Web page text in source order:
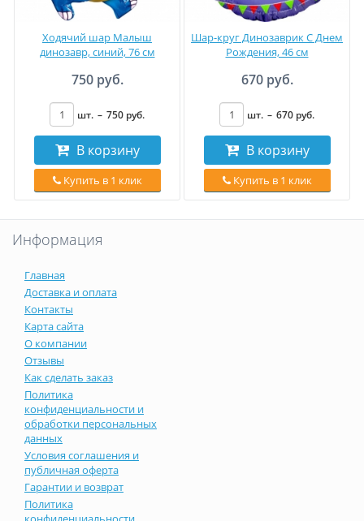
Ходячий шар Малыш
динозавр, синий, 76 см
750 руб.
шт. – 750 руб.
В корзину
Купить в 1 клик
Шар-круг Динозаврик С Днем
Рождения, 46 см
670 руб.
шт. – 670 руб.
В корзину
Купить в 1 клик
Информация
Главная
Доставка и оплата
Контакты
Карта сайта
О компании
Отзывы
Как сделать заказ
Политика
конфиденциальности и
обработки персональных
данных
Условия соглашения и
публичная оферта
Гарантии и возврат
Политика